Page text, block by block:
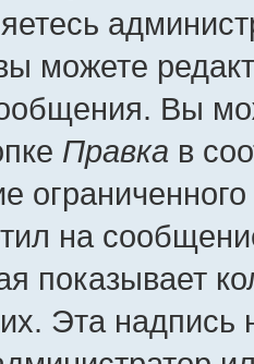
можете
Вы
Правка в
на
показывает
Эта